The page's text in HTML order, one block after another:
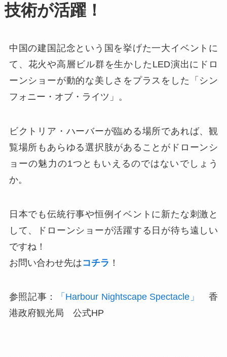
技術が活躍！
中国の建国記念という国を挙げた一大イベントに
て、花火や高層ビル群を生かしたLED演出にドロ
ーンショーが動的な美しさをプラスをした「シン
フォニー・オブ・ライツ」。
ビクトリア・ハーバーが臨める場所であれば、観
覧場所もあらゆる選択肢があることがドローンシ
ョーの魅力の1つともいえるのではないでしょう
か。
日本でも伝統行事や恒例イベントに新たな刺激と
して、ドローンショーが活躍する日が待ち遠しい
ですね！
お問い合わせ先はコチラ ！
参照記事： 「Harbour Nightscape Spectacle」
香
港政府観光局 公式HP